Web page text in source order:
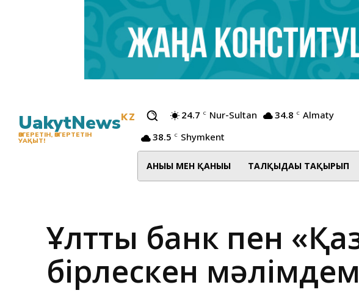
UakytNewsKZ
ӨЗГЕРЕТІН, ӨЗГЕРТЕТІН
УАҚЫТ!
24.7 C Nur-Sultan 34.8 C Almaty
38.5 C Shymkent
АНЫҒЫ МЕН ҚАНЫҒЫ ТАЛҚЫДАҒЫ ТАҚЫРЫП
Ұлттық банк пен
бірлескен